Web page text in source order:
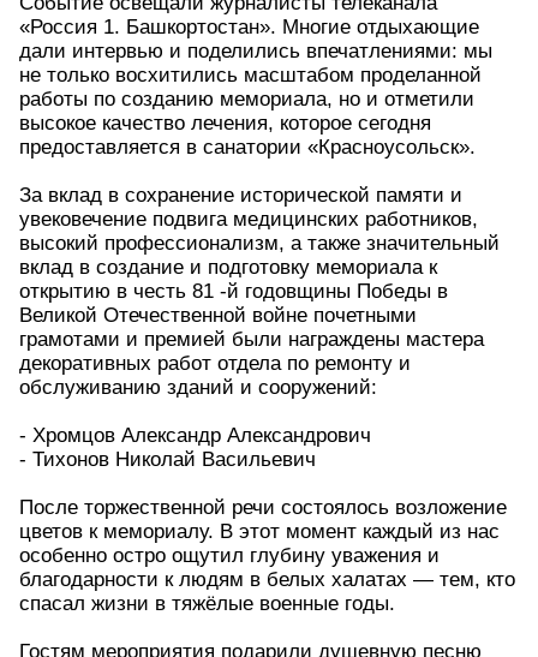
«Россия 1. Башкортостан». Многие отдыхающие
дали интервью и поделились впечатлениями: мы
не только восхитились масштабом проделанной
работы по созданию мемориала, но и отметили
высокое качество лечения, которое сегодня
предоставляется в санатории «Красноусольск».
За вклад в сохранение исторической памяти и
увековечение подвига медицинских работников,
высокий профессионализм, а также значительный
вклад в создание и подготовку мемориала к
открытию в честь 81 -й годовщины Победы в
Великой Отечественной войне почетными
грамотами и премией были награждены мастера
декоративных работ отдела по ремонту и
обслуживанию зданий и сооружений:
- Хромцов Александр Александрович
- Тихонов Николай Васильевич
После торжественной речи состоялось возложение
цветов к мемориалу. В этот момент каждый из нас
особенно остро ощутил глубину уважения и
благодарности к людям в белых халатах — тем, кто
спасал жизни в тяжёлые военные годы.
Гостям мероприятия подарили душевную песню